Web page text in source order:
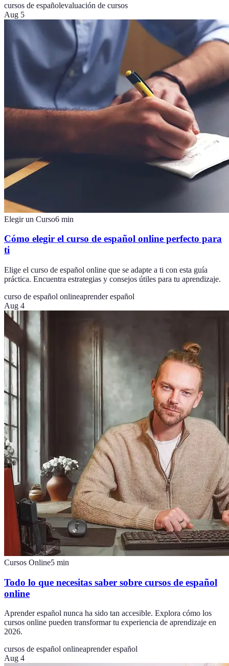
cursos de españolevaluación de cursos
Aug 5
Elegir un Curso6 min
Cómo elegir el curso de español online perfecto para
ti
Elige el curso de español online que se adapte a ti con esta guía
práctica. Encuentra estrategias y consejos útiles para tu aprendizaje.
curso de español onlineaprender español
Aug 4
Cursos Online5 min
Todo lo que necesitas saber sobre cursos de español
online
Aprender español nunca ha sido tan accesible. Explora cómo los
cursos online pueden transformar tu experiencia de aprendizaje en
2026.
cursos de español onlineaprender español
Aug 4